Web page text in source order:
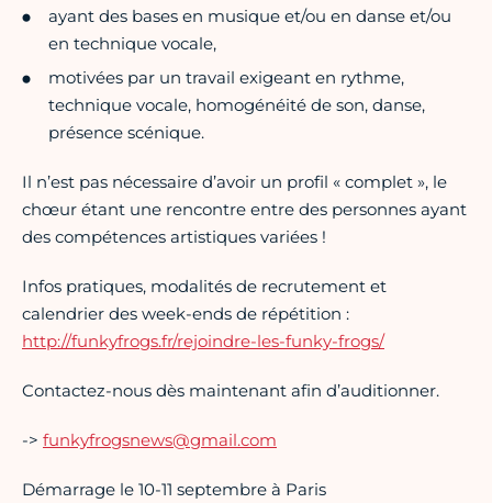
ayant des bases en musique et/ou en danse et/ou
en technique vocale,
motivées par un travail exigeant en rythme,
technique vocale, homogénéité de son, danse,
présence scénique.
Il n’est pas nécessaire d’avoir un profil « complet », le
chœur étant une rencontre entre des personnes ayant
des compétences artistiques variées !
Infos pratiques, modalités de recrutement et
calendrier des week-ends de répétition :
http://funkyfrogs.fr/rejoindre-les-funky-frogs/
Contactez-nous dès maintenant afin d’auditionner.
-> funkyfrogsnews@gmail.com
Démarrage le 10-11 septembre à Paris